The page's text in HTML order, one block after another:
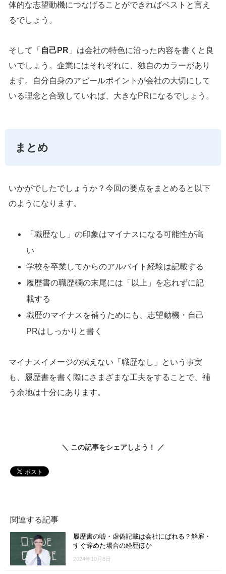
体的な志望動機につなげることができればベストと言え
るでしょう。
そして「 自己PR 」は会社の特色に沿った内容を書くと良
いでしょう。企業にはそれぞれに、独自のカラーがあり
ます。自分自身のアピールポイントが会社の大切にして
いる理念と合致していれば、大きなPRになるでしょう。
まとめ
いかがでしたでしょうか？今回の要点をまとめると以下
のようになります。
「職歴なし」の印象はマイナスになる可能性が高
い
学校を卒業してからのアルバイト経験は記載する
履歴書の職歴欄の末尾には「以上」を忘れずに記
載する
職歴のマイナスを補うためにも、志望動機・自己
PRはしっかりと書く
マイナスイメージの拭えない「職歴なし」という事実
も、履歴書を書く際にさまざまな工夫をすることで、補
う余地は十分にあります。
＼ この記事をシェアしよう！ ／
関連する記事
履歴書の嘘・虚偽記載は会社にばれる？解雇・
すぐ辞めた場合の経歴ほか
2024年10月8日